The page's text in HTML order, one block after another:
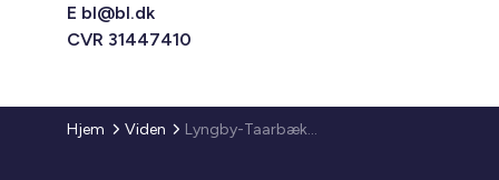
E bl@bl.dk
CVR 31447410
Hjem Viden Lyngby-Taarbæk Kommune